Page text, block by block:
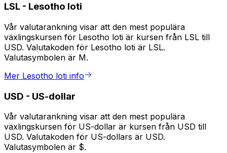
LSL - Lesotho loti
Vår valutarankning visar att den mest populära
växlingskursen för Lesotho loti är kursen från LSL till
USD. Valutakoden för Lesotho loti är LSL.
Valutasymbolen är M.
Mer Lesotho loti info
USD - US-dollar
Vår valutarankning visar att den mest populära
växlingskursen för US-dollar är kursen från USD till
USD. Valutakoden för US-dollars är USD.
Valutasymbolen är $.